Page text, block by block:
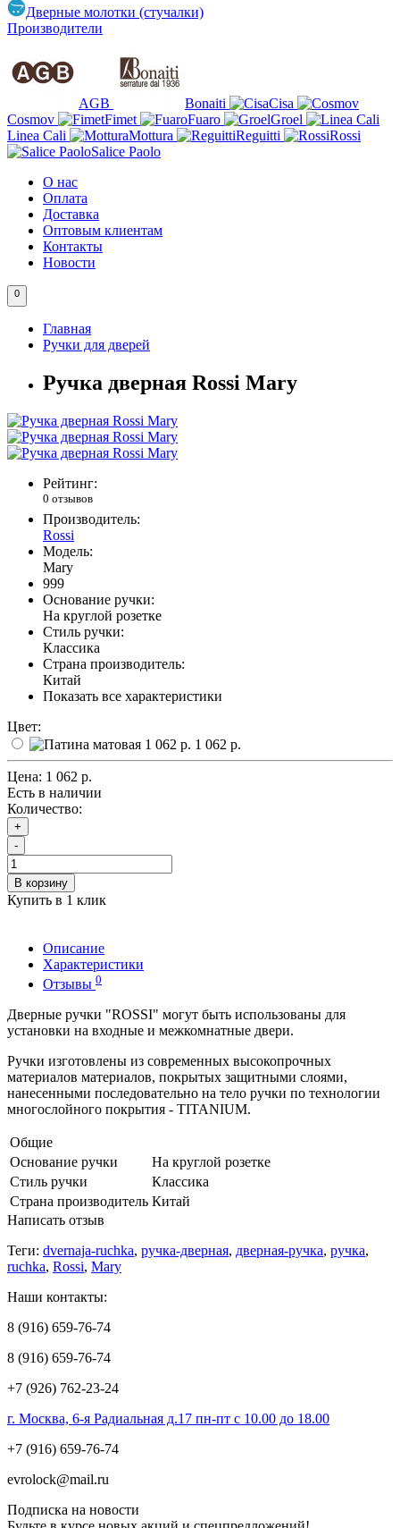
Дверные молотки (стучалки)
Производители
AGB Bonaiti
Cisa
Cosmov
Fimet Fuaro
Groel
Linea Cali
Mottura Reguitti
Rossi
Salice Paolo
О нас
Оплата
Доставка
Оптовым клиентам
Контакты
Новости
0
Главная
Ручки для дверей
Ручка дверная Rossi Mary
Рейтинг:
0 отзывов
Производитель:
Rossi
Модель:
Mary
999
Основание ручки:
На круглой розетке
Стиль ручки:
Классика
Страна производитель:
Китай
Показать все характеристики
Цвет:
1 062 р.
Цена: 1 062 р.
Есть в наличии
Количество:
+
-
В корзину
Купить в 1 клик
Описание
Характеристики
Отзывы 0
Дверные ручки "ROSSI" могут быть использованы для
установки на входные и межкомнатные двери.
Ручки изготовлены из современных высокопрочных
материалов материалов, покрытых защитными слоями,
нанесенными последовательно на тело ручки по технологии
многослойного покрытия - TITANIUM.
Общие
Основание ручки
На круглой розетке
Стиль ручки
Классика
Страна производитель Китай
Написать отзыв
Теги: dvernaja-ruchka, ручка-дверная, дверная-ручка, ручка,
ruchka, Rossi, Mary
Наши контакты:
8 (916) 659-76-74
8 (916) 659-76-74
+7 (926) 762-23-24
г. Москва, 6-я Радиальная д.17 пн-пт с 10.00 до 18.00
+7 (916) 659-76-74
evrolock@mail.ru
Подписка на новости